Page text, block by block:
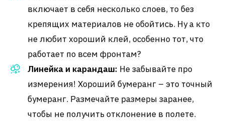
включает в себя несколько слоев, то без
крепящих материалов не обойтись. Ну а кто
не любит хороший клей, особенно тот, что
работает по всем фронтам?
Линейка и карандаш: Не забывайте про
измерения! Хороший бумеранг – это точный
бумеранг. Размечайте размеры заранее,
чтобы не получить отклонение в полете.